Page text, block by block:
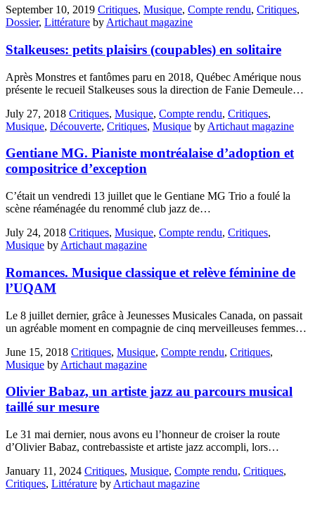
September 10, 2019 Critiques, Musique, Compte rendu, Critiques,
Dossier, Littérature by Artichaut magazine
Stalkeuses: petits plaisirs (coupables) en solitaire
Après Monstres et fantômes paru en 2018, Québec Amérique nous
présente le recueil Stalkeuses sous la direction de Fanie Demeule…
July 27, 2018 Critiques, Musique, Compte rendu, Critiques,
Musique, Découverte, Critiques, Musique by Artichaut magazine
Gentiane MG. Pianiste montréalaise d’adoption et
compositrice d’exception
C’était un vendredi 13 juillet que le Gentiane MG Trio a foulé la
scène réaménagée du renommé club jazz de…
July 24, 2018 Critiques, Musique, Compte rendu, Critiques,
Musique by Artichaut magazine
Romances. Musique classique et relève féminine de
l’UQAM
Le 8 juillet dernier, grâce à Jeunesses Musicales Canada, on passait
un agréable moment en compagnie de cinq merveilleuses femmes…
June 15, 2018 Critiques, Musique, Compte rendu, Critiques,
Musique by Artichaut magazine
Olivier Babaz, un artiste jazz au parcours musical
taillé sur mesure
Le 31 mai dernier, nous avons eu l’honneur de croiser la route
d’Olivier Babaz, contrebassiste et artiste jazz accompli, lors…
January 11, 2024 Critiques, Musique, Compte rendu, Critiques,
Critiques, Littérature by Artichaut magazine